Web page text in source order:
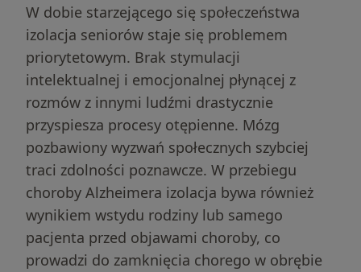
W dobie starzejącego się społeczeństwa
izolacja seniorów staje się problemem
priorytetowym. Brak stymulacji
intelektualnej i emocjonalnej płynącej z
rozmów z innymi ludźmi drastycznie
przyspiesza procesy otępienne. Mózg
pozbawiony wyzwań społecznych szybciej
traci zdolności poznawcze. W przebiegu
choroby Alzheimera izolacja bywa również
wynikiem wstydu rodziny lub samego
pacjenta przed objawami choroby, co
prowadzi do zamknięcia chorego w obrębie